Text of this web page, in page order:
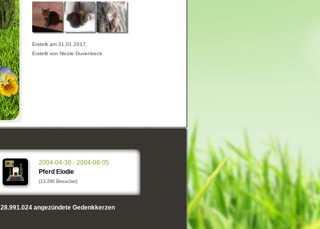
Erstellt am 31.01.2017,
Erstellt von Nicole Duvenbeck
2004-04-30 - 2004-08-05
Pferd Elodie
(13.290 Besucher)
28.991.024angezündete Gedenkkerzen